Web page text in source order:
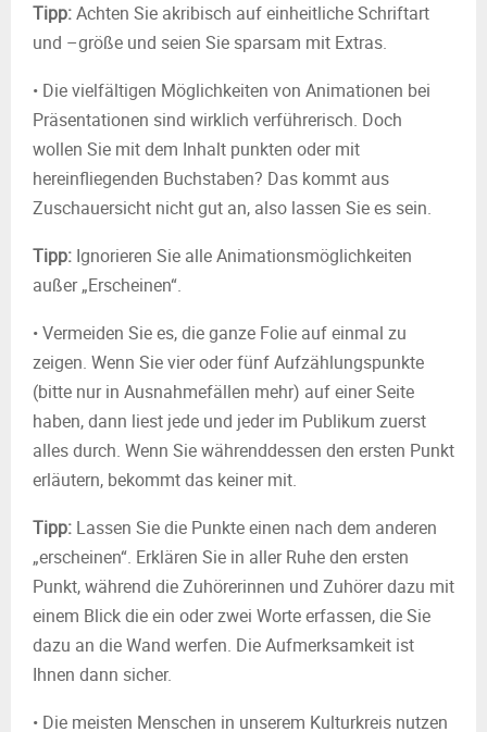
Tipp:Achten Sie akribisch auf einheitliche Schriftart
und –größe und seien Sie sparsam mit Extras.
• Die vielfältigen Möglichkeiten von Animationen bei
Präsentationen sind wirklich verführerisch. Doch
wollen Sie mit dem Inhalt punkten oder mit
hereinfliegenden Buchstaben? Das kommt aus
Zuschauersicht nicht gut an, also lassen Sie es sein.
Tipp: Ignorieren Sie alle Animationsmöglichkeiten
außer „Erscheinen“.
• Vermeiden Sie es, die ganze Folie auf einmal zu
zeigen. Wenn Sie vier oder fünf Aufzählungspunkte
(bitte nur in Ausnahmefällen mehr) auf einer Seite
haben, dann liest jede und jeder im Publikum zuerst
alles durch. Wenn Sie währenddessen den ersten Punkt
erläutern, bekommt das keiner mit.
Tipp: Lassen Sie die Punkte einen nach dem anderen
„erscheinen“. Erklären Sie in aller Ruhe den ersten
Punkt, während die Zuhörerinnen und Zuhörer dazu mit
einem Blick die ein oder zwei Worte erfassen, die Sie
dazu an die Wand werfen. Die Aufmerksamkeit ist
Ihnen dann sicher.
• Die meisten Menschen in unserem Kulturkreis nutzen